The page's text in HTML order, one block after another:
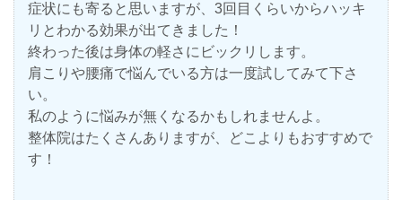
症状にも寄ると思いますが、3回目くらいからハッキ
リとわかる効果が出てきました！
終わった後は身体の軽さにビックリします。
肩こりや腰痛で悩んでいる方は一度試してみて下さ
い。
私のように悩みが無くなるかもしれませんよ。
整体院はたくさんありますが、どこよりもおすすめで
す！